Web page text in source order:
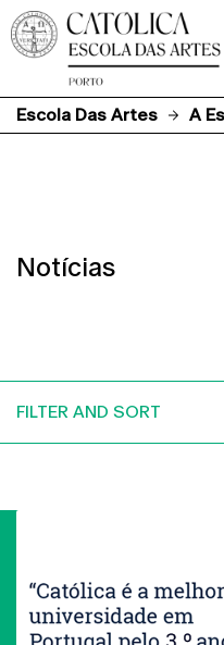
Escola Das Artes
A
Notícias
FILTER AND SORT